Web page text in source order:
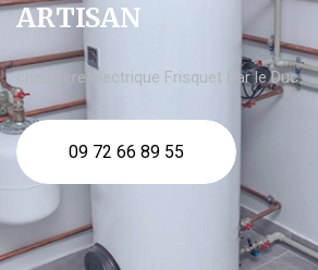
ARTISAN
chaudière électrique Frisquet Bar le Duc
09 72 66 89 55